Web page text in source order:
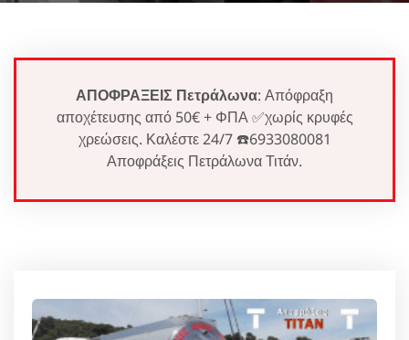
ΑΠΟΦΡΑΞΕΙΣ Πετράλωνα: Απόφραξη
αποχέτευσης από 50€ + ΦΠΑ ✅χωρίς κρυφές
χρεώσεις. Καλέστε 24/7 ☎️6933080081
Αποφράξεις Πετράλωνα Τιτάν.